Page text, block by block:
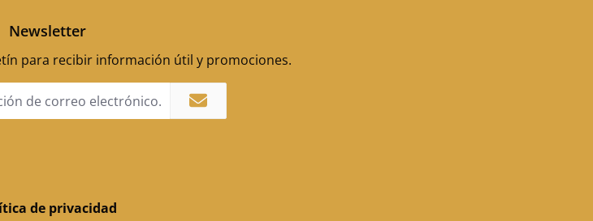
Newsletter
para recibir información útil y promociones.
de privacidad